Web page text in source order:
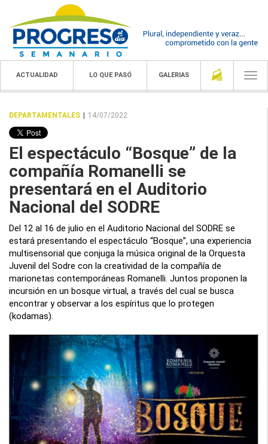
ACTUALIDAD LO QUE PASÓ GALERIAS
DEPARTAMENTALES | 14/07/2022
El espectáculo “Bosque” de la
compañía Romanelli se
presentará en el Auditorio
Nacional del SODRE
Del 12 al 16 de julio en el Auditorio Nacional del SODRE se
estará presentando el espectáculo “Bosque”, una experiencia
multisensorial que conjuga la música original de la Orquesta
Juvenil del Sodre con la creatividad de la compañía de
marionetas contemporáneas Romanelli. Juntos proponen la
incursión en un bosque virtual, a través del cual se busca
encontrar y observar a los espíritus que lo protegen
(kodamas).